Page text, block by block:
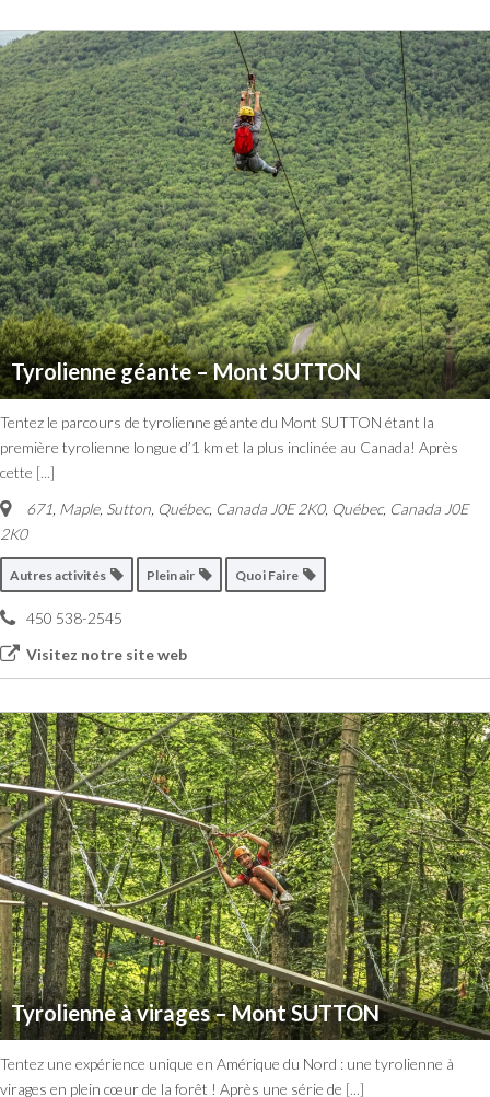
Tyrolienne géante – Mont SUTTON
Tentez le parcours de tyrolienne géante du Mont SUTTON étant la
première tyrolienne longue d’1 km et la plus inclinée au Canada! Après
cette [...]
671, Maple, Sutton, Québec, Canada J0E 2K0, Québec, Canada J0E
2K0
Autres activités Plein air Quoi Faire
450 538-2545
Visitez notre site web
Tyrolienne à virages – Mont SUTTON
Tentez une expérience unique en Amérique du Nord : une tyrolienne à
virages en plein cœur de la forêt ! Après une série de [...]